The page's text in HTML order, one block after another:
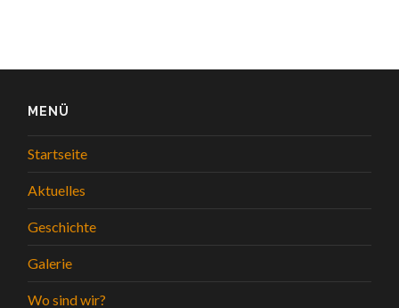
MENÜ
Startseite
Aktuelles
Geschichte
Galerie
Wo sind wir?